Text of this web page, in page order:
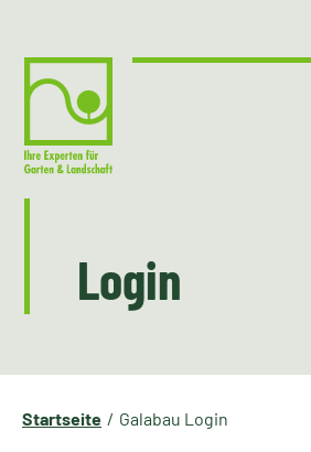
Login
Startseite Galabau Login